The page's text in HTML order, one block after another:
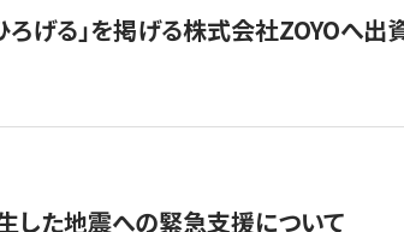
ろげる」を掲げる株式会社ZOYOへ出
した地震への緊急支援について